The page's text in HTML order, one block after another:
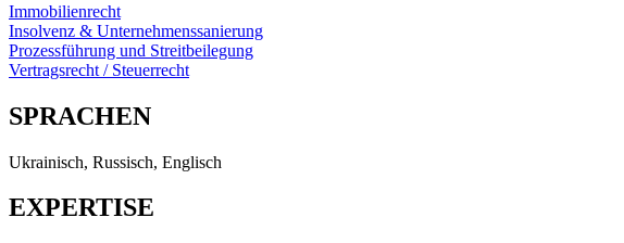
Immobilienrecht
Insolvenz & Unternehmenssanierung
Prozessführung und Streitbeilegung
Vertragsrecht / Steuerrecht
SPRACHEN
Ukrainisch, Russisch, Englisch
EXPERTISE